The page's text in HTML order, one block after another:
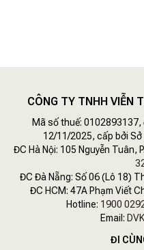
CÔNG TY TNHH VIỄN
Mã số thuế: 0102893137,
12/11/2025, cấp bởi
ĐC Hà Nội: 105 Nguyễn Tuân,
ĐC Đà Nẵng: Số 06 (Lô 18)
ĐC HCM: 47A Phạm Viết
Hotline: 1900
Email:
ĐI